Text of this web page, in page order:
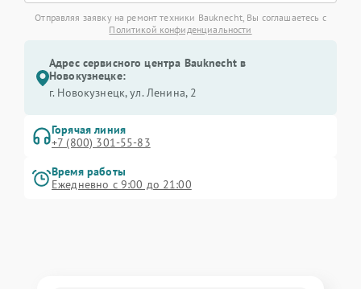
Отправляя заявку на ремонт техники Bauknecht, Вы соглашаетесь с
Политикой конфиденциальности
Адрес сервисного центра Bauknecht в
Новокузнецке:
г. Новокузнецк, ул. Ленина, 2
Горячая линия
+7 (800) 301-55-83
Время работы
Ежедневно с 9:00 до 21:00